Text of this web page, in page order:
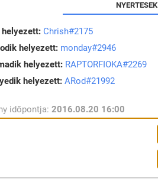
NYERTESEK
helyezett: Chrish#2175
helyezett: monday#2946
helyezett: RAPTORFIOKA#2269
helyezett: ARod#21992
időpontja: 2016.08.20 16:00